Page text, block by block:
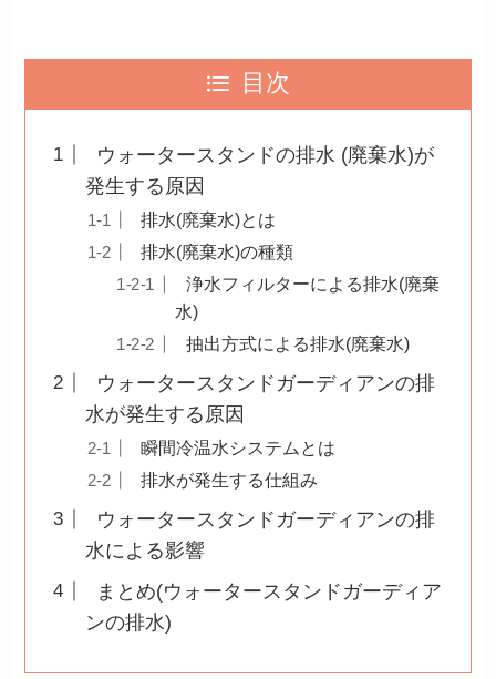
目次
ウォータースタンドの排水 (廃棄水)が
発生する原因
排水(廃棄水)とは
排水(廃棄水)の種類
浄水フィルターによる排水(廃棄
水)
抽出方式による排水(廃棄水)
ウォータースタンドガーディアンの排
水が発生する原因
瞬間冷温水システムとは
排水が発生する仕組み
ウォータースタンドガーディアンの排
水による影響
まとめ(ウォータースタンドガーディア
ンの排水)